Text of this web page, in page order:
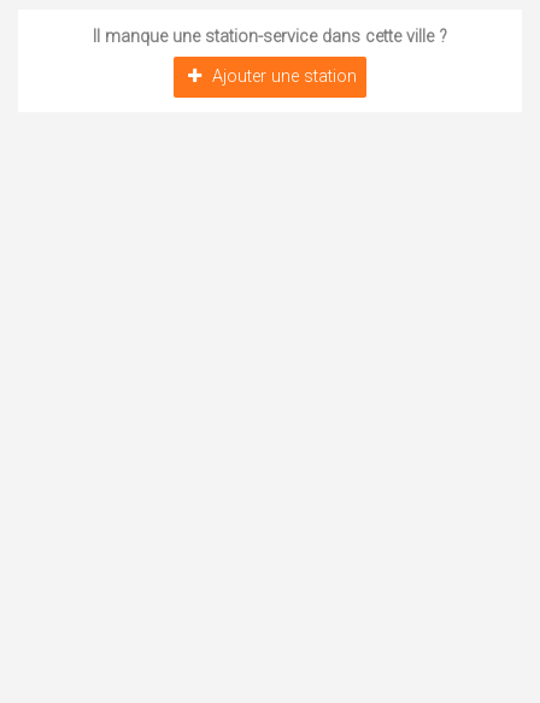
Il manque une station-service dans cette ville ?
Ajouter une station